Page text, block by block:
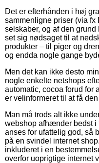
Det er efterhånden i høj
sammenligne priser (via fx
selskaber, og af den
set sig nødsaget til at
produkter – til piger og
og endda nogle gange
Men det kan ikke desto
nogle enkelte netshops
automatic, cocoa forud for
er velinformeret til at få
Man må trods alt ikke
webshop afhænder bedst i
anses for ufattelig god, så
på en svindel internet
inkluderet i en
overfor uoprigtige internet